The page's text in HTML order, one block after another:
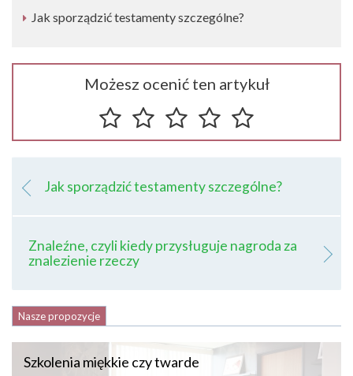
Jak sporządzić testamenty szczególne?
Możesz ocenić ten artykuł
Jak sporządzić testamenty szczególne?
Znaleźne, czyli kiedy przysługuje nagroda za
znalezienie rzeczy
Nasze propozycje
Szkolenia miękkie czy twarde